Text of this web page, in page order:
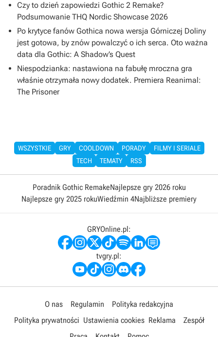
Czy to dzień zapowiedzi Gothic 2 Remake?
Podsumowanie THQ Nordic Showcase 2026
Po krytyce fanów Gothica nowa wersja Górniczej Doliny
jest gotowa, by znów powalczyć o ich serca. Oto ważna
data dla Gothic: A Shadow’s Quest
Niespodzianka: nastawiona na fabułę mroczna gra
właśnie otrzymała nowy dodatek. Premiera Reanimal:
The Prisoner
WSZYSTKIE GRY COOLDOWN PORADY
FILMY I SERIALE
TECH
TEMATY RSS
Poradnik Gothic RemakeNajlepsze gry 2026 roku
Najlepsze gry 2025 rokuWiedźmin 4Najbliższe premiery
GRYOnline.pl:
tvgry.pl:
O nas Regulamin
Polityka redakcyjna
Polityka prywatności Ustawienia cookies Reklama
Zespół